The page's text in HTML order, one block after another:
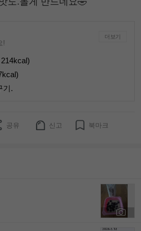
!
더보기
기.
공유 신고 북마크